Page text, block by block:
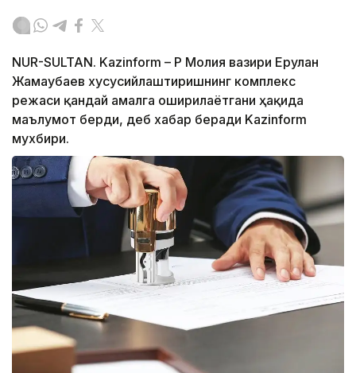
NUR-SULTAN. Kazinform – ҚР Молия вазири Ерулан
Жамаубаев хусусийлаштиришнинг комплекс
режаси қандай амалга оширилаётгани ҳақида
маълумот берди, деб хабар беради Kazinform
мухбири.